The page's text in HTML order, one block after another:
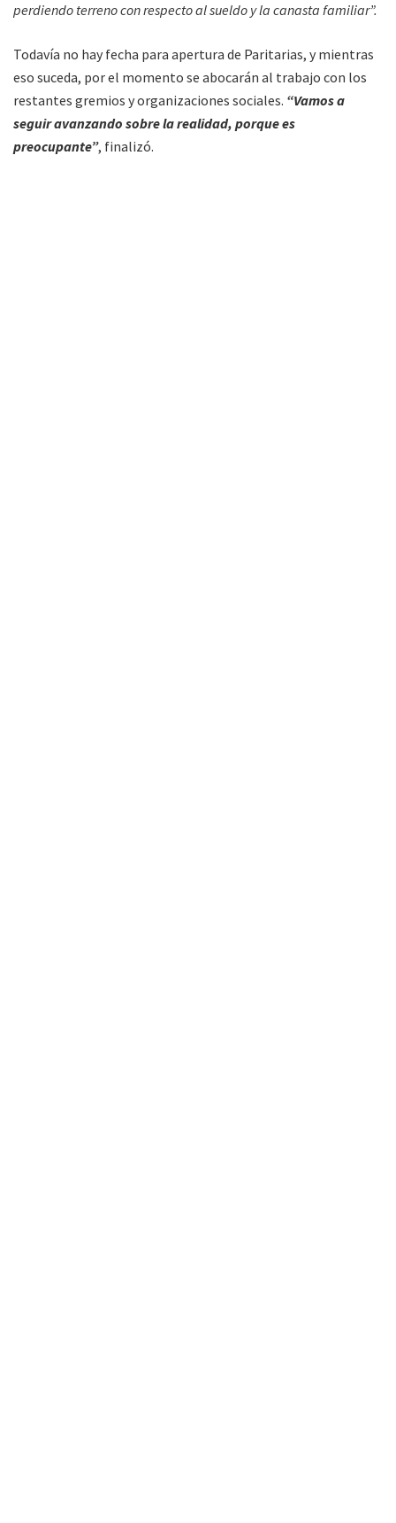
perdiendo terreno con respecto al sueldo y la canasta familiar”.
Todavía no hay fecha para apertura de Paritarias, y mientras
eso suceda, por el momento se abocarán al trabajo con los
restantes gremios y organizaciones sociales. “Vamos a
seguir avanzando sobre la realidad, porque es
preocupante”, finalizó.